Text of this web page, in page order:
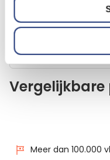
Excl. BTW
Voor 16:00 besteld, dezelfde
In winkelmand
Meer dan 100.000